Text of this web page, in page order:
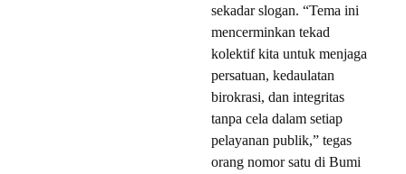
sekadar slogan. “Tema ini
mencerminkan tekad
kolektif kita untuk menjaga
persatuan, kedaulatan
birokrasi, dan integritas
tanpa cela dalam setiap
pelayanan publik,” tegas
orang nomor satu di Bumi